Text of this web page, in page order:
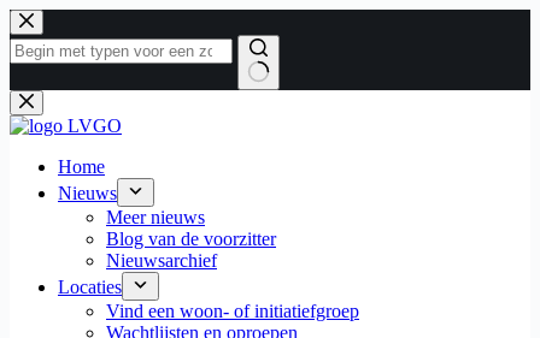
Ga
naar
de
Geen
resultaten
Home
Nieuws
Meer nieuws
Blog van de voorzitter
Nieuwsarchief
Locaties
Vind een woon- of initiatiefgroep
Wachtlijsten en oproepen